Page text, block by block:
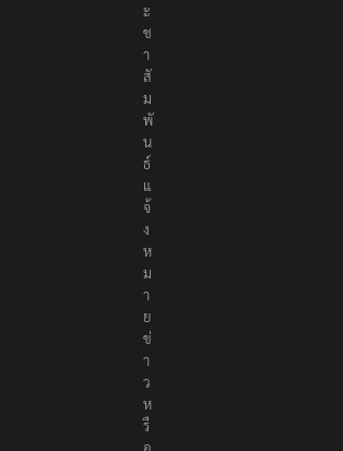
ะ
ช
า
สั
ม
พั
น
ธ์
แ
จ้
ง
ห
ม
า
ย
ข่
า
ว
ห
รื